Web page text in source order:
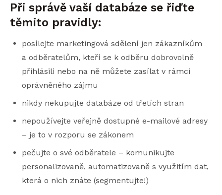
Při správě vaší databáze se řiďte
těmito pravidly:
posílejte marketingová sdělení jen zákazníkům
a odběratelům, kteří se k odběru dobrovolně
přihlásili nebo na ně můžete zasílat v rámci
oprávněného zájmu
nikdy nekupujte databáze od třetích stran
nepoužívejte veřejně dostupné e-mailové adresy
– je to v rozporu se zákonem
pečujte o své odběratele – komunikujte
personalizovaně, automatizovaně s využitím dat,
která o nich znáte (segmentujte!)